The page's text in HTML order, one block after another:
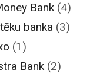
Bank (4)
banka (3)
(1)
Bank (2)